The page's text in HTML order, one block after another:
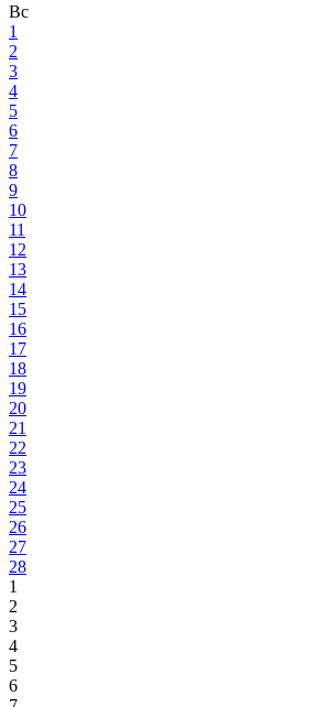
Вс
1
2
3
4
5
6
7
8
9
10
11
12
13
14
15
16
17
18
19
20
21
22
23
24
25
26
27
28
1
2
3
4
5
6